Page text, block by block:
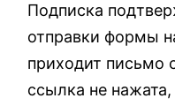
Подписка
отправки формы
приходит письмо
ссылка не